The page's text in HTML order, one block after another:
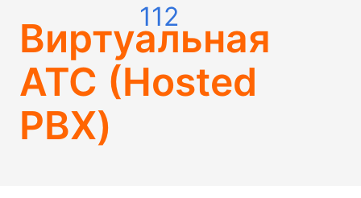
112
Виртуальная
АТС (Hosted
PBX)